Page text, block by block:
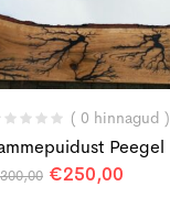
( 0 hinnagud )
Peegel
300,00 Algne
€250,00